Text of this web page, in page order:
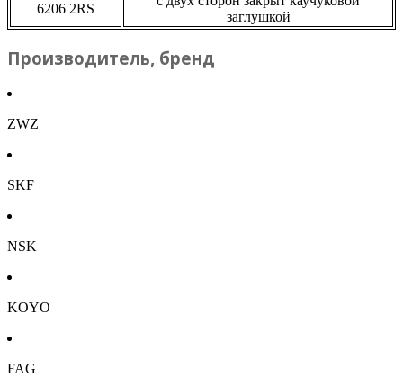
6206 2RS
заглушкой
Производитель, бренд
ZWZ
SKF
NSK
KOYO
FAG